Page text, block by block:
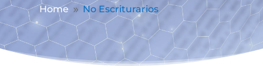
Home 9 No Escriturarios